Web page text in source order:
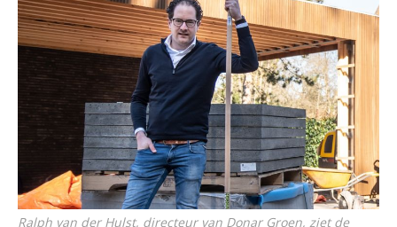
Ralph van der Hulst, directeur van Donar Groen, ziet de